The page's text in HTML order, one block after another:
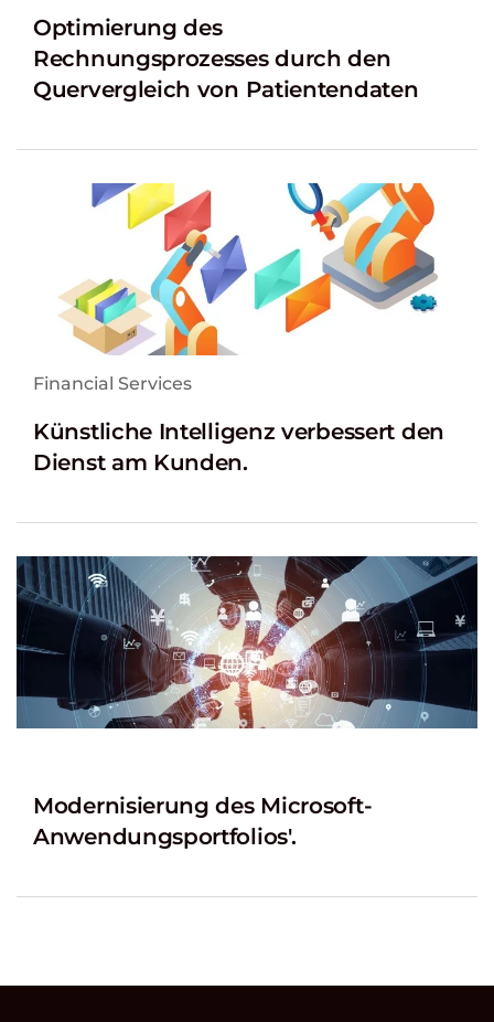
Optimierung des
Rechnungsprozesses durch den
Quervergleich von Patientendaten
Financial Services
Künstliche Intelligenz verbessert den
Dienst am Kunden.
Modernisierung des Microsoft-
Anwendungsportfolios'.